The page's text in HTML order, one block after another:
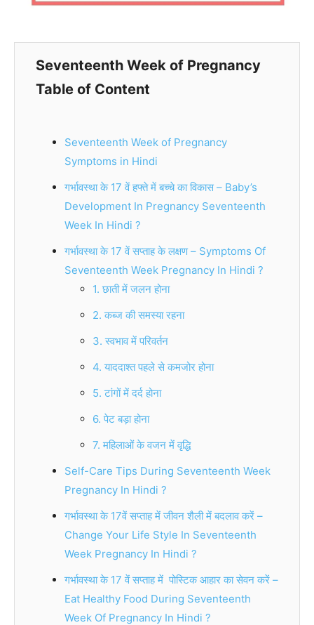
Seventeenth Week of Pregnancy
Table of Content
Seventeenth Week of Pregnancy
Symptoms in Hindi
गर्भावस्था के 17 वें हफ्ते में बच्चे का विकास – Baby’s
Development In Pregnancy Seventeenth
Week In Hindi ?
गर्भावस्था के 17 वें सप्ताह के लक्षण – Symptoms Of
Seventeenth Week Pregnancy In Hindi ?
1. छाती में जलन होना
2. कब्ज की समस्या रहना
3. स्वभाव में परिवर्तन
4. याददाश्त पहले से कमजोर होना
5. टांगों में दर्द होना
6. पेट बड़ा होना
7. महिलाओं के वजन में वृद्धि
Self-Care Tips During Seventeenth Week
Pregnancy In Hindi ?
गर्भावस्था के 17वें सप्ताह में जीवन शैली में बदलाव करें –
Change Your Life Style In Seventeenth
Week Pregnancy In Hindi ?
गर्भावस्था के 17 वें सप्ताह में पोस्टिक आहार का सेवन करें –
Eat Healthy Food During Seventeenth
Week Of Pregnancy In Hindi ?